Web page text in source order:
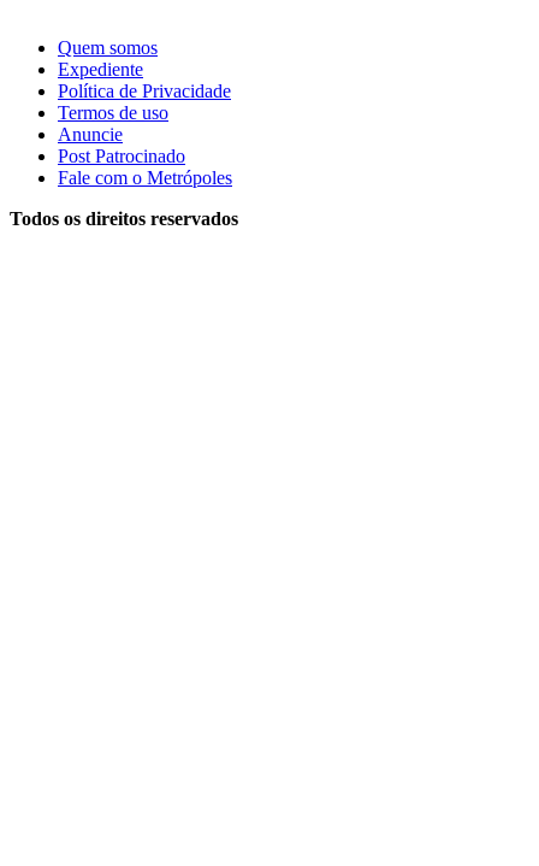
Quem somos
Expediente
Política de Privacidade
Termos de uso
Anuncie
Post Patrocinado
Fale com o Metrópoles
Todos os direitos reservados